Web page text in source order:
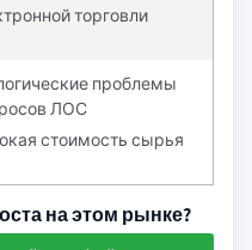
торговли
проблемы
ЛОС
стоимость сырья
на этом рынке?